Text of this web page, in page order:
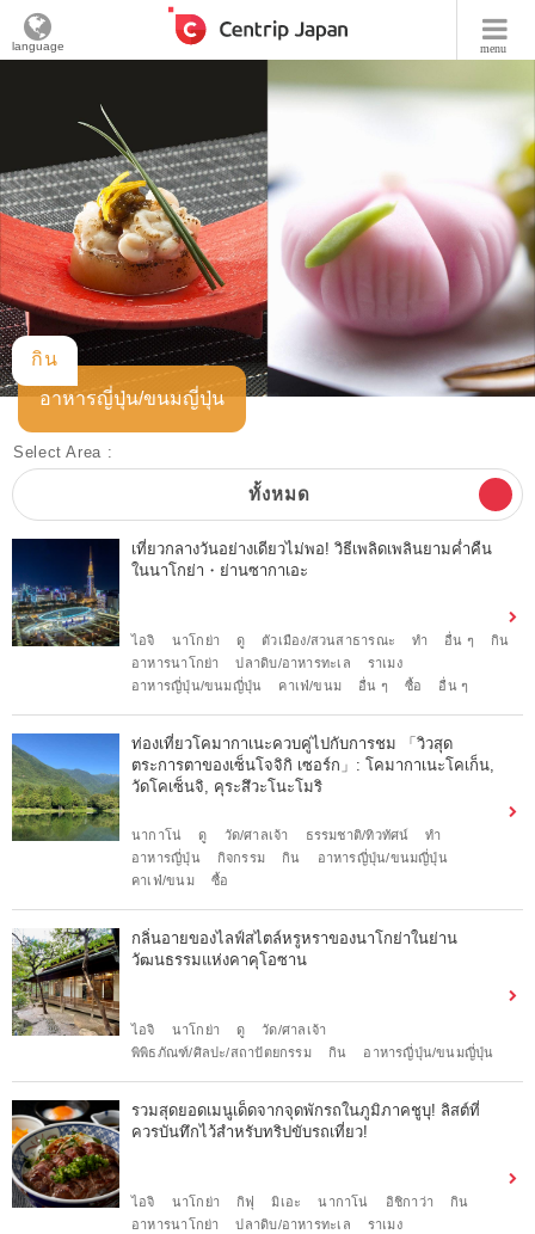
menu
language
กิน
อาหารญี่ปุ่น/ขนมญี่ปุ่น
Select Area :
ทั้งหมด
เที่ยวกลางวันอย่างเดียวไม่พอ! วิธีเพลิดเพลินยามค่ำคืน
ในนาโกย่า・ย่านซากาเอะ
ไอจิ นาโกย่า ดู ตัวเมือง/สวนสาธารณะ ทำ อื่น ๆ
กิน
อาหารนาโกย่า
ปลาดิบ/อาหารทะเล
ราเมง
อาหารญี่ปุ่น/ขนมญี่ปุ่น
คาเฟ่/ขนม อื่น ๆ ซื้อ อื่น ๆ
ท่องเที่ยวโคมากาเนะควบคู่ไปกับการชม 「วิวสุด
ตระการตาของเซ็นโจจิกิ เซอร์ก」: โคมากาเนะโคเก็น,
วัดโคเซ็นจิ, คุระสึวะโนะโมริ
นากาโน่ ดู วัด/ศาลเจ้า ธรรมชาติ/ทิวทัศน์
ทำ
อาหารญี่ปุ่น
กิจกรรม กิน
อาหารญี่ปุ่น/ขนมญี่ปุ่น
คาเฟ่/ขนม
ซื้อ
กลิ่นอายของไลฟ์สไตล์หรูหราของนาโกย่าในย่าน
วัฒนธรรมแห่งคาคุโอซาน
ไอจิ นาโกย่า ดู
วัด/ศาลเจ้า
พิพิธภัณฑ์/ศิลปะ/สถาปัตยกรรม
กิน อาหารญี่ปุ่น/ขนมญี่ปุ่น
รวมสุดยอดเมนูเด็ดจากจุดพักรถในภูมิภาคชูบุ! ลิสต์ที่
ควรบันทึกไว้สำหรับทริปขับรถเที่ยว!
ไอจิ นาโกย่า กิฟุ มิเอะ นากาโน่ อิชิกาว่า
กิน
อาหารนาโกย่า
ปลาดิบ/อาหารทะเล
ราเมง